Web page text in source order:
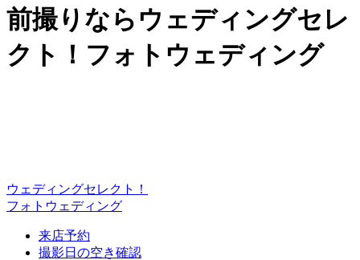
前撮りならウェディングセレ
クト！フォトウェディング
ウェディングセレクト！
フォトウェディング
来店予約
撮影日の空き確認